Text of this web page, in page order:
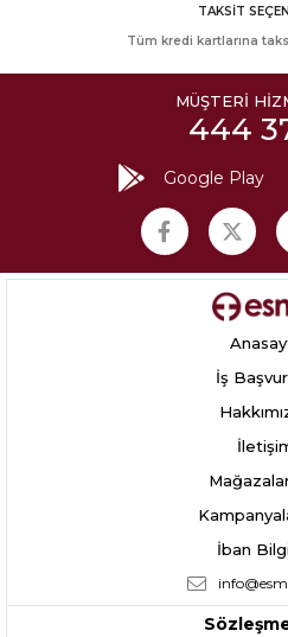
TAKSİT
Tüm kredi kartlarına
MÜŞTERİ
444
Google Play
İş
İban